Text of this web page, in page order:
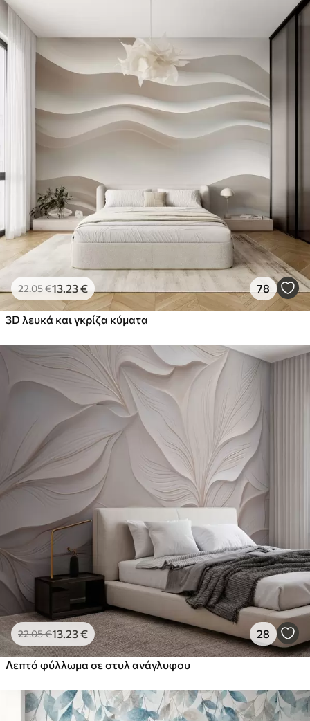
22.05€13 .23€ 78
3D λευκά και γκρίζα κύματα
22.05€13 .23€ 28
Λεπτό φύλλωμα σε στυλ ανάγλυφου